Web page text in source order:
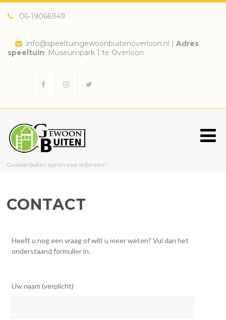
06-19066949
info@speeltuingewoonbuitenoverloon.nl |Adres
speeltuin: Museumpark 1 te Overloon
Gewoon buiten spelen voor iedereen!
CONTACT
Heeft u nog een vraag of wilt u meer weten? Vul dan het
onderstaand formulier in.
Uw naam (verplicht)